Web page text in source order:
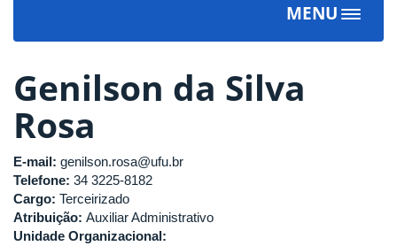
MENU
Toggle
Genilson da Silva
Rosa
E-mail: genilson.rosa@ufu.br
Telefone: 34 3225-8182
Cargo: Terceirizado
Atribuição: Auxiliar Administrativo
Unidade Organizacional: